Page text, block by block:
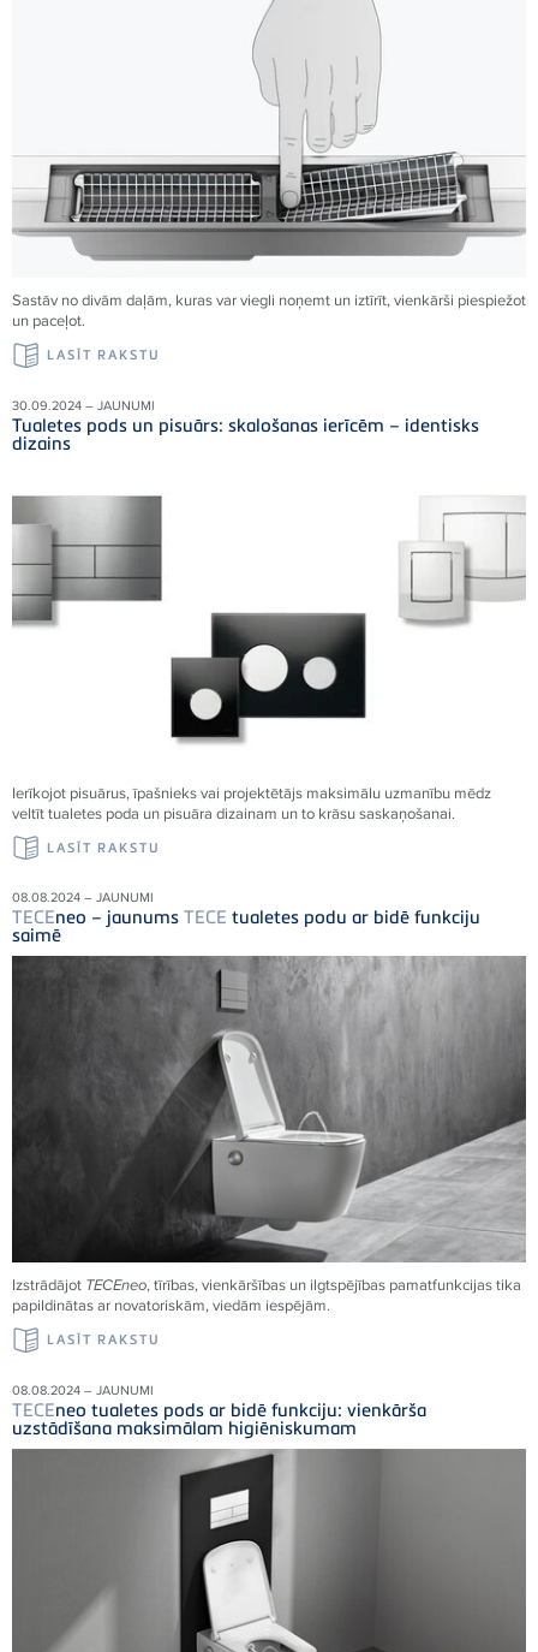
Sastāv no divām daļām, kuras var viegli noņemt un iztīrīt, vienkārši piespiežot
un paceļot.
LASĪT RAKSTU
30.09.2024 – JAUNUMI
Tualetes pods un pisuārs: skalošanas ierīcēm – identisks
dizains
Ierīkojot pisuārus, īpašnieks vai projektētājs maksimālu uzmanību mēdz
veltīt tualetes poda un pisuāra dizainam un to krāsu saskaņošanai.
LASĪT RAKSTU
08.08.2024 – JAUNUMI
TECEneo – jaunums TECE tualetes podu ar bidē funkciju
saimē
Izstrādājot TECEneo, tīrības, vienkāršības un ilgtspējības pamatfunkcijas tika
papildinātas ar novatoriskām, viedām iespējām.
LASĪT RAKSTU
08.08.2024 – JAUNUMI
TECEneo tualetes pods ar bidē funkciju: vienkārša
uzstādīšana maksimālam higiēniskumam